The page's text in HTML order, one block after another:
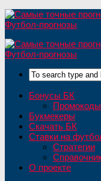
Бонусы БК
Букмекеры
Скачать БК
Ставки на
Стратегии
О проекте